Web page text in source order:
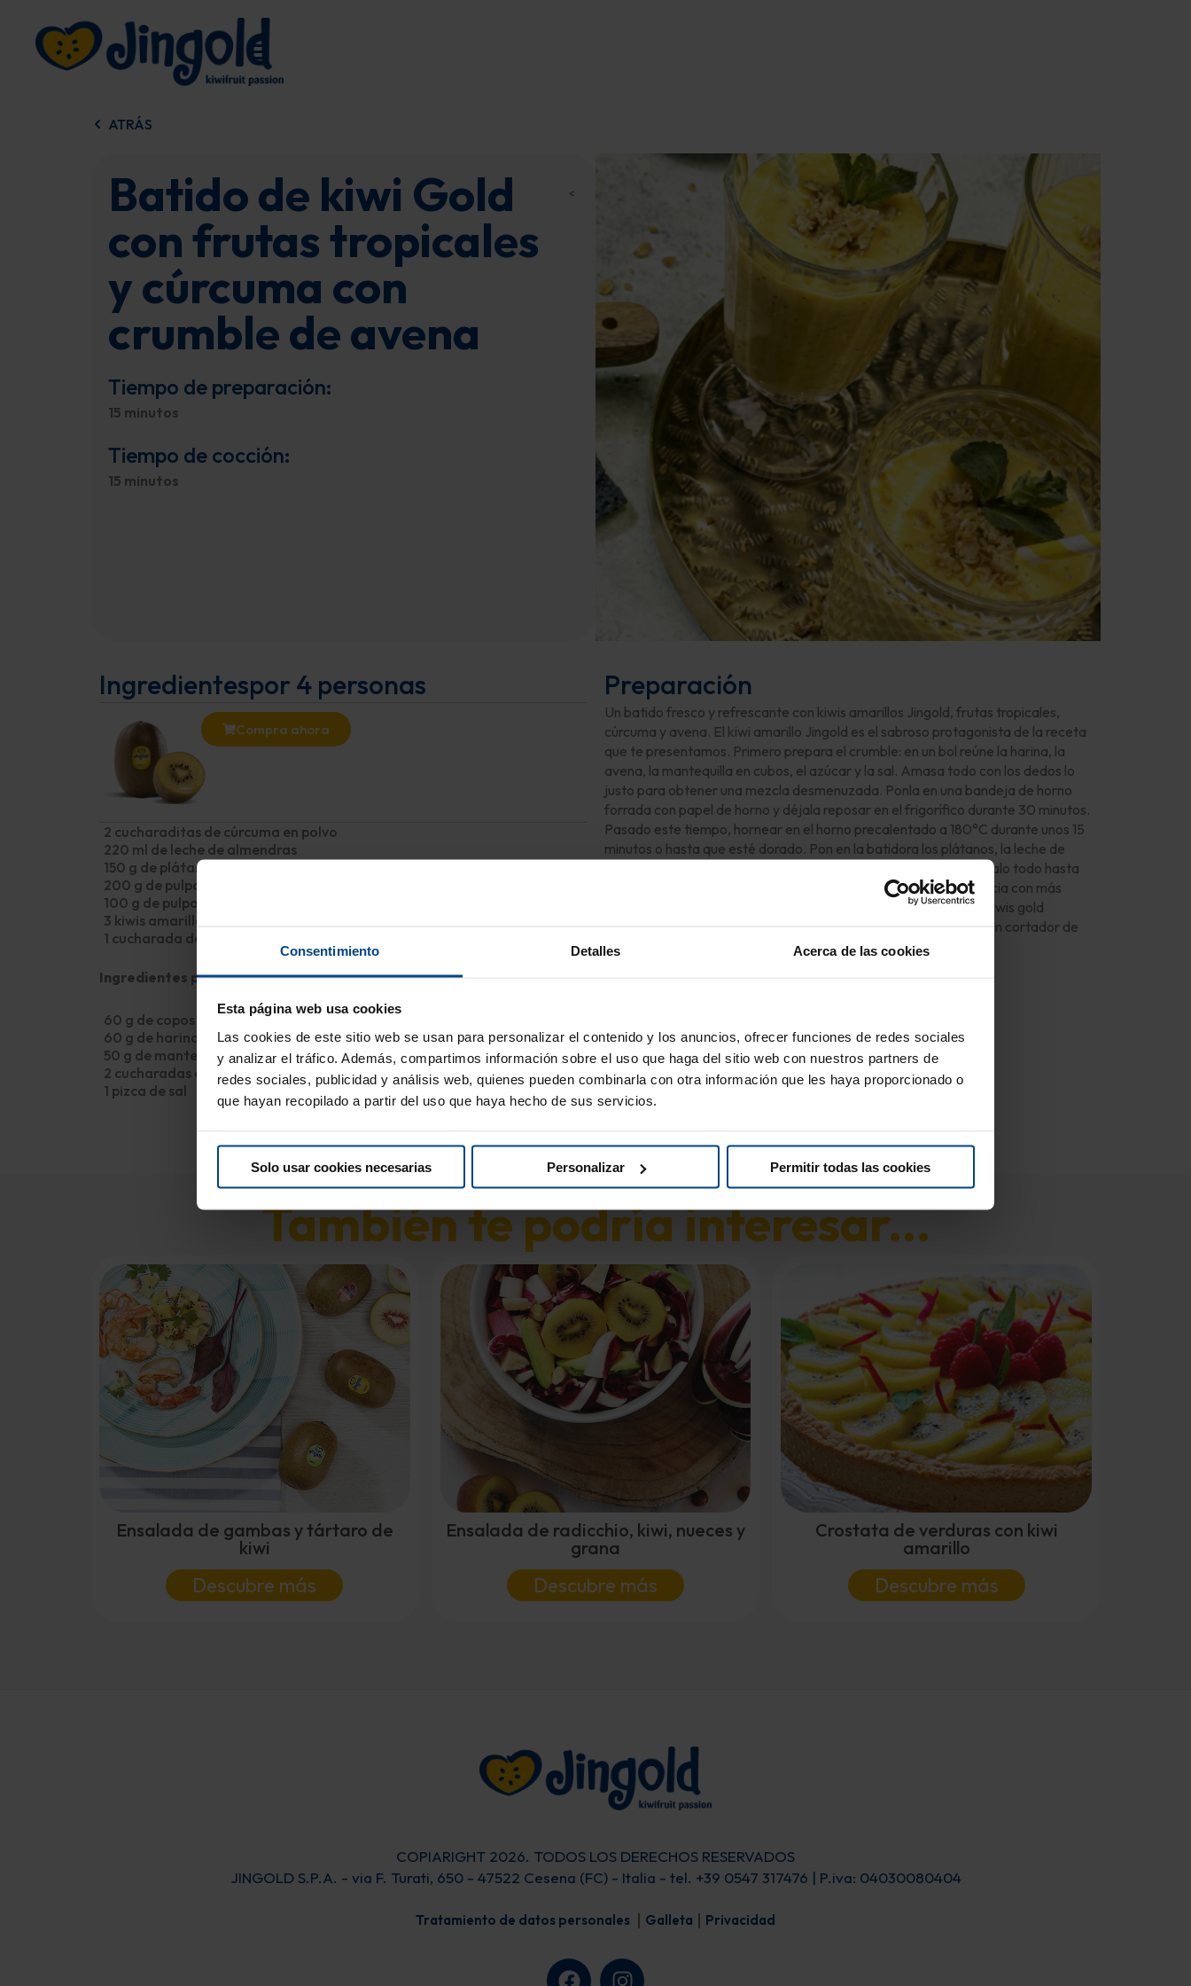
Consentimiento Detalles Acerca de las cookies
Esta página web usa cookies
Las cookies de este sitio web se usan para personalizar el contenido y los anuncios, ofrecer funciones de redes sociales
y analizar el tráfico. Además, compartimos información sobre el uso que haga del sitio web con nuestros partners de
redes sociales, publicidad y análisis web, quienes pueden combinarla con otra información que les haya proporcionado o
que hayan recopilado a partir del uso que haya hecho de sus servicios.
Solo usar cookies necesarias Personalizar Permitir todas las cookies
contenido
ATRÁS
Batido de kiwi Gold
con frutas tropicales
y cúrcuma con
crumble de avena
Tiempo de preparación:
15 minutos
Tiempo de cocción:
15 minutos
Ingredientespor 4 personas
Compra ahora
2 cucharaditas de cúrcuma en polvo
220 ml de leche de almendras
150 g de plátanos (pelados, cortados en trozos y congelados)
200 g de pulpa de mango en trozos
100 g de pulpa de piña en trozos
3 kiwis amarillos
1 cucharada de miel (opcional)
Ingredientes para el crumble de avena:
60 g de copos de avena
60 g de harina integral
50 g de mantequilla fría
2 cucharadas de azúcar granulada
1 pizca de sal
Preparación
Un batido fresco y refrescante con kiwis amarillos Jingold, frutas tropicales,
cúrcuma y avena. El kiwi amarillo Jingold es el sabroso protagonista de la receta
que te presentamos. Primero prepara el crumble: en un bol reúne la harina, la
avena, la mantequilla en cubos, el azúcar y la sal. Amasa todo con los dedos lo
justo para obtener una mezcla desmenuzada. Ponla en una bandeja de horno
forrada con papel de horno y déjala reposar en el frigorífico durante 30 minutos.
Pasado este tiempo, hornear en el horno precalentado a 180°C durante unos 15
minutos o hasta que esté dorado. Pon en la batidora los plátanos, la leche de
almendras, el mango, los kiwis Jingold, la cúrcuma y la miel. Tritúralo todo hasta
obtener una mezcla cremosa, si es necesario ajusta la consistencia con más
leche. Transfiere a 4 vasos de vidrio o cuencos y decora con los kiwis gold
cortados primero en rodajas y luego en forma de flor utilizando un cortador de
galletas. Sirve inmediatamente.
También te podría interesar...
Ensalada de gambas y tártaro de
kiwi
Descubre más
Ensalada de radicchio, kiwi, nueces y
grana
Descubre más
Crostata de verduras con kiwi
amarillo
Descubre más
COPIARIGHT 2026. TODOS LOS DERECHOS RESERVADOS
JINGOLD S.P.A. - via F. Turati, 650 - 47522 Cesena (FC) - Italia - tel. +39 0547 317476 | P.iva: 04030080404
Tratamiento de datos personales Galleta Privacidad
a
n